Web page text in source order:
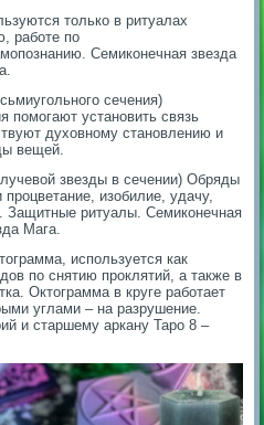
только в ритуалах
работе по
Семиконечная звезда
сечения)
помогают установить связь
духовному становлению и
вещей.
звезды в сечении) Обряды
изобилие, удачу,
Защитные ритуалы. Семиконечная
Мага.
используется как
по снятию проклятий, а также в
Октограмма в круге работает
углами – на разрушение.
и старшему аркану Таро 8 –